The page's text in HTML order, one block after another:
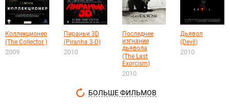
Коллекционер
(The Collector )
2009
Пираньи 3D
(Piranha 3-D)
2010
Последнее
изгнание
дьявола
(The Last
Exorcism)
2010
Дьявол
(Devil)
2010
БОЛЬШЕ ФИЛЬМОВ